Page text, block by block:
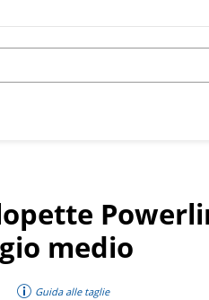
medio
Guida alle taglie